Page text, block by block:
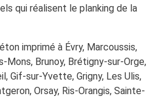
qui réalisent le planking de la
imprimé à Évry, Marcoussis,
Mons, Brunoy, Brétigny-sur-Orge,
Gif-sur-Yvette, Grigny, Les Ulis,
Orsay, Ris-Orangis, Sainte-